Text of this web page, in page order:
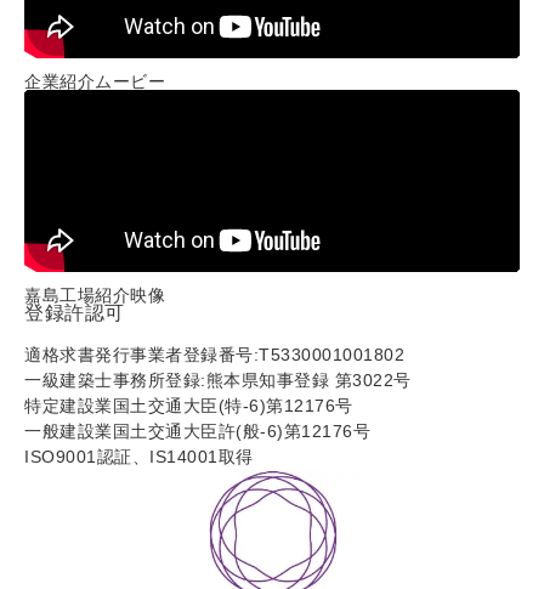
企業紹介ムービー
嘉島工場紹介映像
登録許認可
適格求書発行事業者登録番号:T5330001001802
一級建築士事務所登録:熊本県知事登録 第3022号
特定建設業国土交通大臣(特-6)第12176号
一般建設業国土交通大臣許(般-6)第12176号
ISO9001認証、IS14001取得